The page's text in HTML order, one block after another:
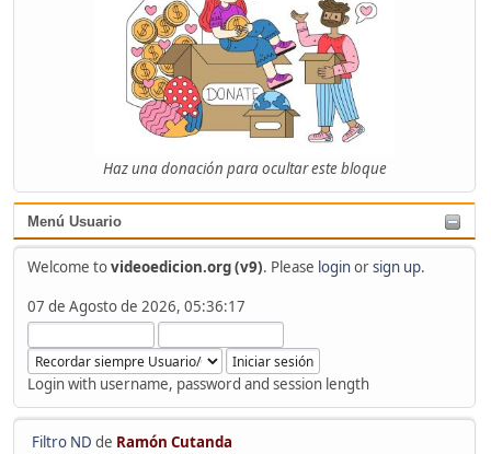
Haz una donación para ocultar este bloque
Menú Usuario
Welcome tovideoedicion.org (v9). Please loginorsign up.
07 de Agosto de 2026, 05:36:17
Login with username, password and session length
Filtro ND de Ramón Cutanda